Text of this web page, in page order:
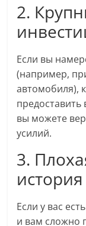
2.
Если вы
(например,
автомобиля),
вы можете
усилий.
3.
история
Если у вас
и вам сложно